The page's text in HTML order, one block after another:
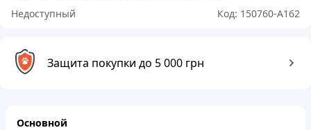
Недоступный Код: 150760-A162
Защита покупки до 5 000 грн
Основной